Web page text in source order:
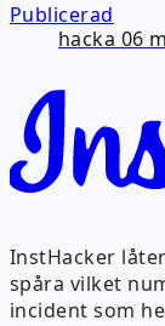
Publicerad
hacka 06
InstHacker
spåra vilket
incident som